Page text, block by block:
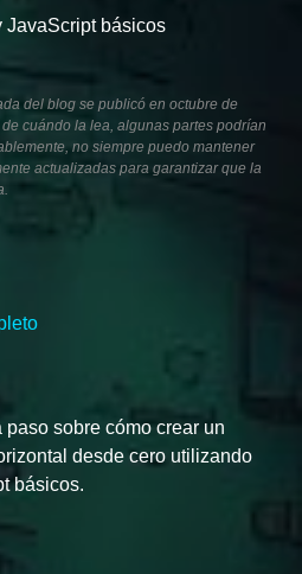
JavaScript básicos
del blog se publicó en octubre de
cuándo la lea, algunas partes podrían
no siempre puedo mantener
actualizadas para garantizar que la
sobre cómo crear un
desde cero utilizando
básicos.